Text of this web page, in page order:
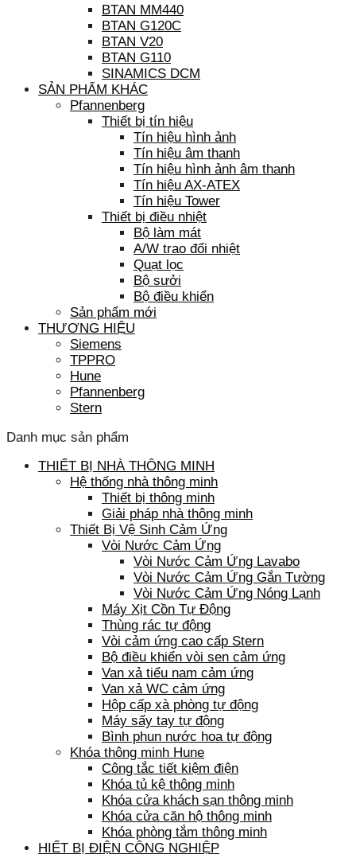
BTAN MM440
BTAN G120C
BTAN V20
BTAN G110
SINAMICS DCM
SẢN PHẨM KHÁC
Pfannenberg
Thiết bị tín hiệu
Tín hiệu hình ảnh
Tín hiệu âm thanh
Tín hiệu hình ảnh âm thanh
Tín hiệu AX-ATEX
Tín hiệu Tower
Thiết bị điều nhiệt
Bộ làm mát
A/W trao đổi nhiệt
Quạt lọc
Bộ sưởi
Bộ điều khiển
Sản phẩm mới
THƯƠNG HIỆU
Siemens
TPPRO
Hune
Pfannenberg
Stern
Danh mục sản phẩm
THIẾT BỊ NHÀ THÔNG MINH
Hệ thống nhà thông minh
Thiết bị thông minh
Giải pháp nhà thông minh
Thiết Bị Vệ Sinh Cảm Ứng
Vòi Nước Cảm Ứng
Vòi Nước Cảm Ứng Lavabo
Vòi Nước Cảm Ứng Gắn Tường
Vòi Nước Cảm Ứng Nóng Lạnh
Máy Xịt Cồn Tự Động
Thùng rác tự động
Vòi cảm ứng cao cấp Stern
Bộ điều khiển vòi sen cảm ứng
Van xả tiểu nam cảm ứng
Van xả WC cảm ứng
Hộp cấp xà phòng tự động
Máy sấy tay tự động
Bình phun nước hoa tự động
Khóa thông minh Hune
Công tắc tiết kiệm điện
Khóa tủ kệ thông minh
Khóa cửa khách sạn thông minh
Khóa cửa căn hộ thông minh
Khóa phòng tắm thông minh
HIẾT BỊ ĐIỆN CÔNG NGHIỆP